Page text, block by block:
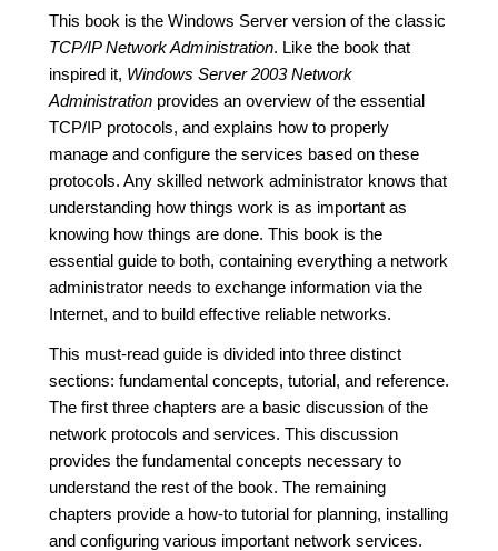
This book is the Windows Server version of the classic
TCP/IP Network Administration. Like the book that
inspired it, Windows Server 2003 Network
Administration provides an overview of the essential
TCP/IP protocols, and explains how to properly
manage and configure the services based on these
protocols. Any skilled network administrator knows that
understanding how things work is as important as
knowing how things are done. This book is the
essential guide to both, containing everything a network
administrator needs to exchange information via the
Internet, and to build effective reliable networks.
This must-read guide is divided into three distinct
sections: fundamental concepts, tutorial, and reference.
The first three chapters are a basic discussion of the
network protocols and services. This discussion
provides the fundamental concepts necessary to
understand the rest of the book. The remaining
chapters provide a how-to tutorial for planning, installing
and configuring various important network services.